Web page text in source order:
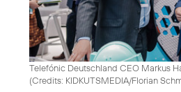
Telefónic Deutschland CEO Markus
(Credits: KIDKUTSMEDIA/Florian